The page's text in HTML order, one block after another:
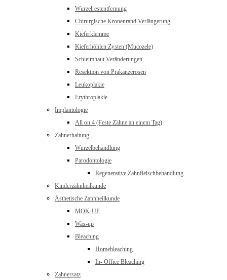
Wurzelrestentfernung
Chirurgische Kronenrand Verlängerung
Kieferklemme
Kieferhöhlen Zysten (Mucozele)
Schleimhaut Veränderungen
Resektion von Präkanzerosen
Leukoplakie
Erythroplakie
Implantologie
All on 4 (Feste Zähne an einem Tag)
Zahnerhaltung
Wurzelbehandlung
Parodontologie
Regenerative Zahnfleischbehandlung
Kinderzahnheilkunde
Ästhetische Zahnheilkunde
MOK-UP
Wax-up
Bleaching
Homebleaching
In- Office Bleaching
Zahnersatz